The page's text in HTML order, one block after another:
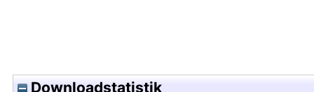
Downloadstatistik